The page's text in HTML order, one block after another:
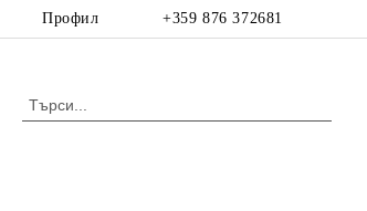
Профил +359 876 372681